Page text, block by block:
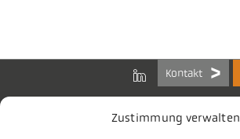
Zustimmung verwalten
Kontakt